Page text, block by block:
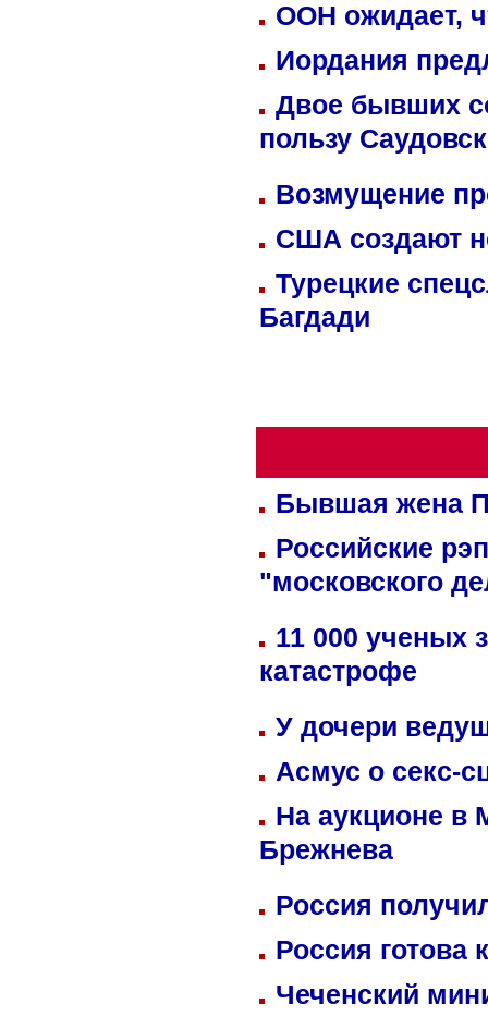
ООН ожидает,
Иордания
Двое бывших
пользу
Возмущение
США создают
Турецкие
Багдади
Бывшая жена
Российские
"московского
11 000 ученых
катастрофе
У дочери
Асмус о секс-
На аукционе в
Брежнева
Россия
Россия готова
Чеченский